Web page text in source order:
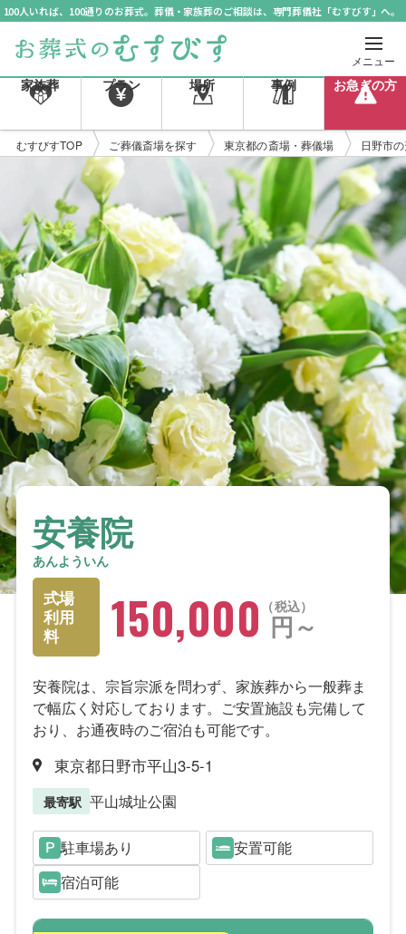
100人いれば、100通りのお葬式。葬儀・家族葬のご相談は、専門葬儀社「むすびす」へ。
メニュー
家族葬 プラン 場所 事例 お急ぎの方
むすびすTOP ご葬儀斎場を探す 東京都の斎場・葬儀場 日野市
安養院
あんよういん
式場
利用
料
税込
150,000 円～
安養院は、宗旨宗派を問わず、家族葬から一般葬ま
で幅広く対応しております。ご安置施設も完備して
おり、お通夜時のご宿泊も可能です。
東京都日野市平山3-5-1
最寄駅 平山城址公園
駐車場あり
安置可能
宿泊可能